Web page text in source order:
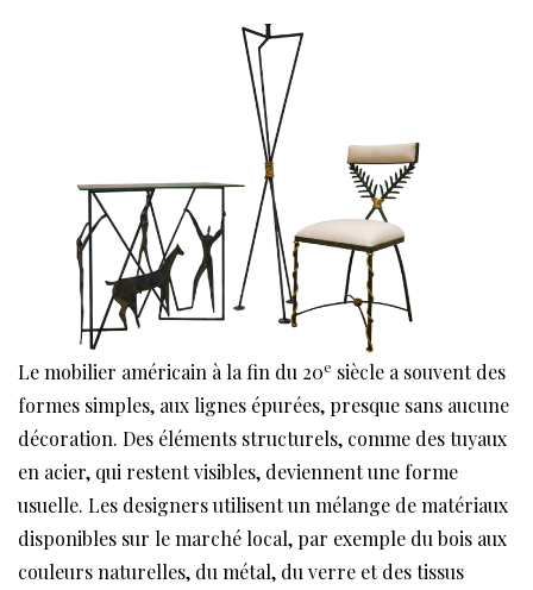
Le mobilier américain à la fin du 20e siècle a souvent des
formes simples, aux lignes épurées, presque sans aucune
décoration. Des éléments structurels, comme des tuyaux
en acier, qui restent visibles, deviennent une forme
usuelle. Les designers utilisent un mélange de matériaux
disponibles sur le marché local, par exemple du bois aux
couleurs naturelles, du métal, du verre et des tissus